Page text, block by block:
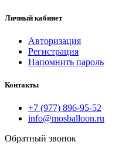
Личный кабинет
Авторизация
Регистрация
Напомнить пароль
Контакты
+7 (977) 896-95-52
info@mosballoon.ru
Обратный звонок